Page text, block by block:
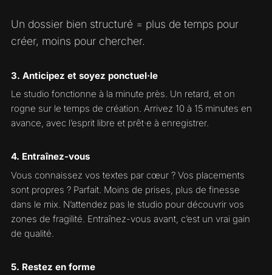
Un dossier bien structuré = plus de temps pour
créer, moins pour chercher.
3. Anticipez et soyez ponctuel·le
Le studio fonctionne à la minute près. Un retard, et on
rogne sur le temps de création. Arrivez 10 à 15 minutes en
avance, avec l’esprit libre et prêt·e à enregistrer.
4. Entraînez-vous
Vous connaissez vos textes par cœur ? Vos placements
sont propres ? Parfait. Moins de prises, plus de finesse
dans le mix. N’attendez pas le studio pour découvrir vos
zones de fragilité. Entraînez-vous avant, c’est un vrai gain
de qualité.
5. Restez en forme